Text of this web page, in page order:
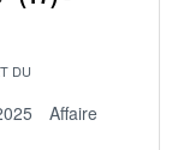
DU
Affaire